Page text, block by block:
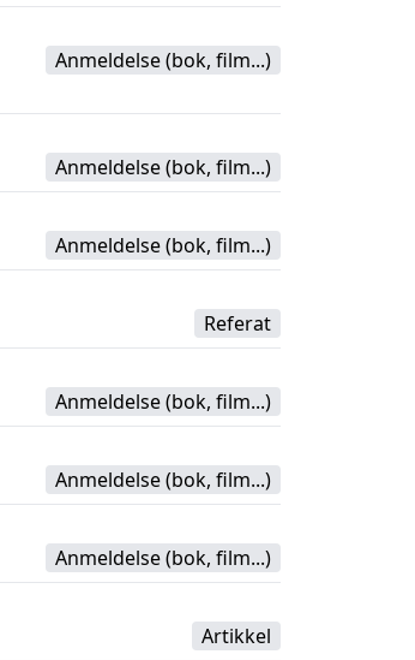
Anmeldelse (bok, film...)
Anmeldelse (bok, film...)
Anmeldelse (bok, film...)
Referat
Anmeldelse (bok, film...)
Anmeldelse (bok, film...)
Anmeldelse (bok, film...)
Artikkel